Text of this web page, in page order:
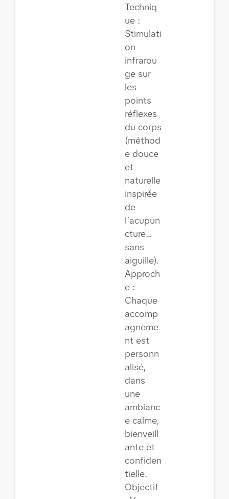
Techniq
ue :
Stimulati
on
infrarou
ge sur
les
points
réflexes
du corps
(méthod
e douce
et
naturelle
inspirée
de
l’acupun
cture…
sans
aiguille).
Approch
e :
Chaque
accomp
agneme
nt est
personn
alisé,
dans
une
ambianc
e calme,
bienveill
ante et
confiden
tielle.
Objectif